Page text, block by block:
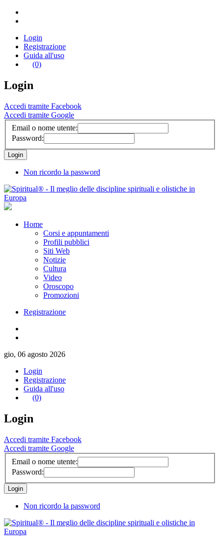
Login
Registrazione
Guida all'uso
(0)
Login
Accedi tramite Facebook
Accedi tramite Google
Email o nome utente:
Password:
Non ricordo la password
Home
Corsi e appuntamenti
Profili pubblici
Siti Web
Notizie
Cultura
Video
Oroscopo
Promozioni
Registrazione
gio, 06 agosto 2026
Login
Registrazione
Guida all'uso
(0)
Login
Accedi tramite Facebook
Accedi tramite Google
Email o nome utente:
Password:
Non ricordo la password